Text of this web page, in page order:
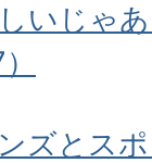
いじゃ
ズとス